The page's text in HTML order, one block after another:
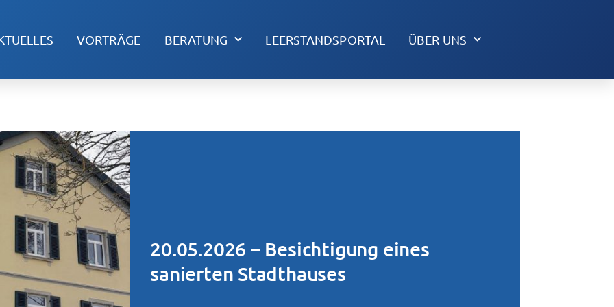
VORTRÄGE BERATUNG LEERSTANDSPORTAL ÜBER UNS
20.05.2026 – Besichtigung eines
sanierten Stadthauses